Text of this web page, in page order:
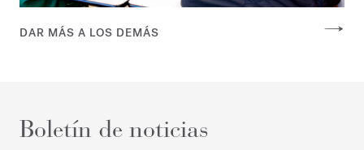
DAR MÁS A LOS DEMÁS
Boletín de noticias